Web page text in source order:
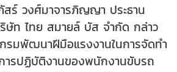
สร์ วงศ์มาจารภิญญา ประธาน
ษัท ไทย สมายล์ บัส จำกัด กล่าว
รมพัฒนาฝีมือแรงงานในการจัดทำ
ารปฏิบัติงานของพนักงานขับรถ